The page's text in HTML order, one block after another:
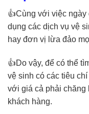
👍Cùng với việc
dụng các dịch vụ vệ
hay đơn vị lừa đảo
👍Do vậy, để có thể
vệ sinh có các tiêu
với giá cả phải chăng
khách hàng.